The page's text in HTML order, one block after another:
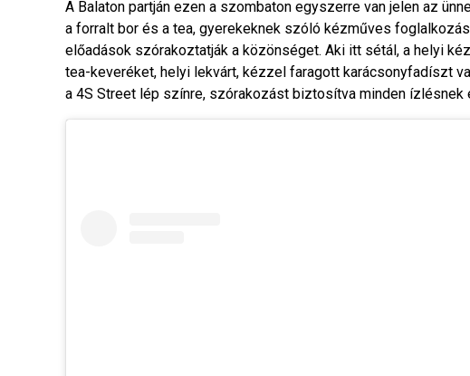
A Balaton partján ezen a szombaton egyszerre van jelen az
a forralt bor és a tea, gyerekeknek szóló kézműves
előadások szórakoztatják a közönséget. Aki itt sétál, a helyi
tea-keveréket, helyi lekvárt, kézzel faragott karácsonyfadíszt
a 4S Street lép színre, szórakozást biztosítva minden ízlésnek